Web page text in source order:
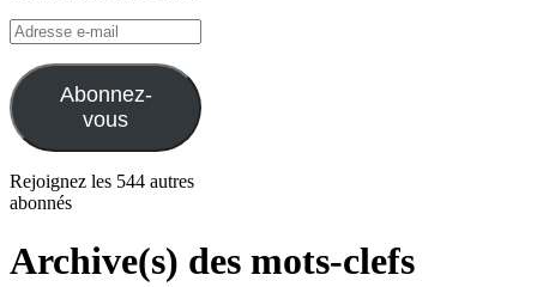
Adresse
e-
mail
Abonnez-
vous
Rejoignez les 544 autres
abonnés
Archive(s) des mots-clefs